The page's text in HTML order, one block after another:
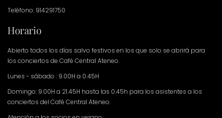
Teléfono: 914291750
Horario
Abierto todos los días salvo festivos en los que solo se abrirá para
los conciertos de Café Central Ateneo.
Lunes - sábado : 9.00H a 0.45H
Domingo: 9.00H a 21.45H hasta las 0.45h para los asistentes a los
conciertos del Café Central Ateneo.